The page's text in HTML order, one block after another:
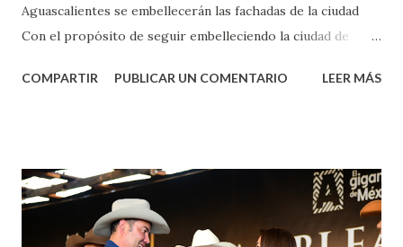
Aguascalientes se embellecerán las fachadas de la ciudad
Con el propósito de seguir embelleciendo la ciudad de
municipal, Leo Montañez dio inicio al programa
Corazón Urbano y el Municipio capital. Leo Montañez
informó que en este programa se usarán cerca de 90 mil
metros cuadrados de pintura, para dar inicio en la calle
COMPARTIR PUBLICAR UN COMENTARIO LEER MÁS